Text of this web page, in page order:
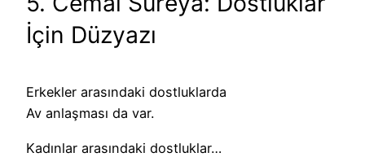
İçin Düzyazı
Erkekler arasındaki dostluklarda
Av anlaşması da var.
Kadınlar arasındaki dostluklar…